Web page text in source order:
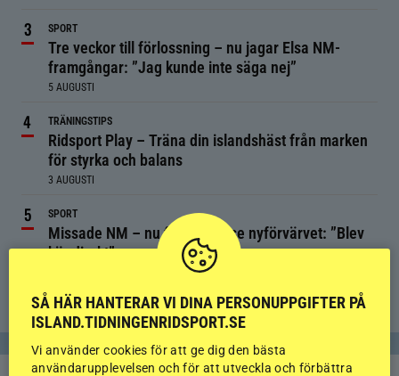
SPORT
Tre veckor till förlossning – nu jagar Elsa NM-
framgångar: ”Jag kunde inte säga nej”
5 AUGUSTI
TRÄNINGSTIPS
Ridsport Play – Träna din islandshäst från marken
för styrka och balans
3 AUGUSTI
SPORT
Missade NM – nu får Minna se nyförvärvet: ”Blev
kär direkt”
SÅ HÄR HANTERAR VI DINA PERSONUPPGIFTER PÅ
ISLAND.TIDNINGENRIDSPORT.SE
Vi använder cookies för att ge dig den bästa
användarupplevelsen och för att utveckla och förbättra